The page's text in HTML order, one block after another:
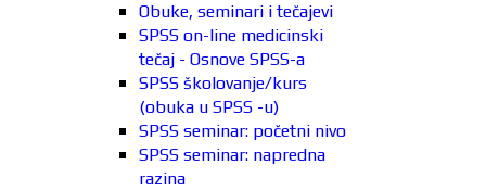
Obuke, seminari i tečajevi
SPSS on-line medicinski
tečaj - Osnove SPSS-a
SPSS školovanje/kurs
(obuka u SPSS -u)
SPSS seminar: početni nivo
SPSS seminar: napredna
razina